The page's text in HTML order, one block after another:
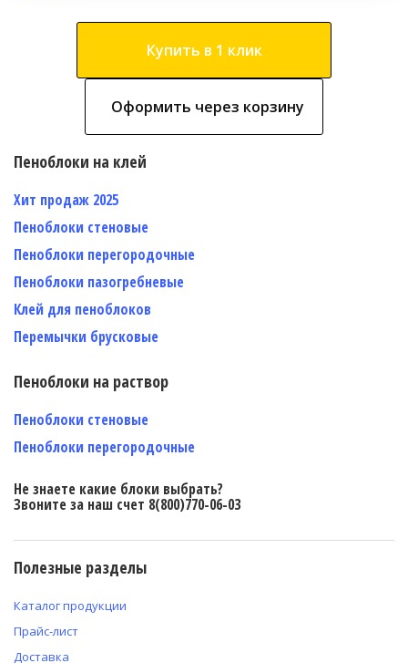
Купить в 1 клик
Оформить через корзину
Пеноблоки на клей
Хит продаж 2025
Пеноблоки стеновые
Пеноблоки перегородочные
Пеноблоки пазогребневые
Клей для пеноблоков
Перемычки брусковые
Пеноблоки на раствор
Пеноблоки стеновые
Пеноблоки перегородочные
Не знаете какие блоки выбрать?
Звоните за наш счет 8(800)770-06-03
Полезные разделы
Каталог продукции
Прайс-лист
Доставка